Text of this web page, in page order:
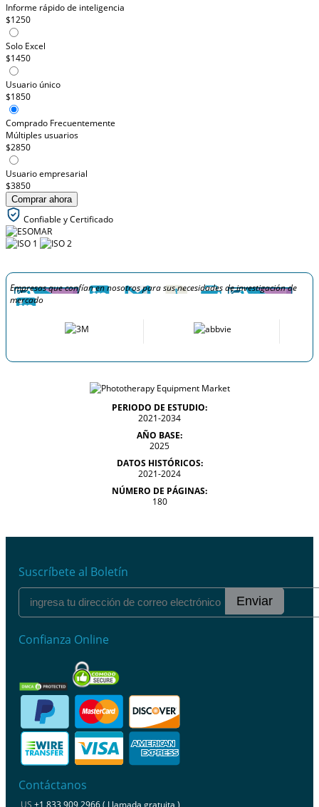
Informe rápido de inteligencia
$1250
Solo Excel
$1450
Usuario único
$1850
Comprado Frecuentemente
Múltiples usuarios
$2850
Usuario empresarial
$3850
Comprar ahora
Confiable y Certificado
Empresas que confían en nosotros para sus necesidades de investigación de
mercado
PERIODO DE ESTUDIO:
2021-2034
AÑO BASE:
2025
DATOS HISTÓRICOS:
2021-2024
NÚMERO DE PÁGINAS:
180
Suscríbete al Boletín
Enviar
Confianza Online
Contáctanos
US +1 833 909 2966 ( Llamada gratuita )